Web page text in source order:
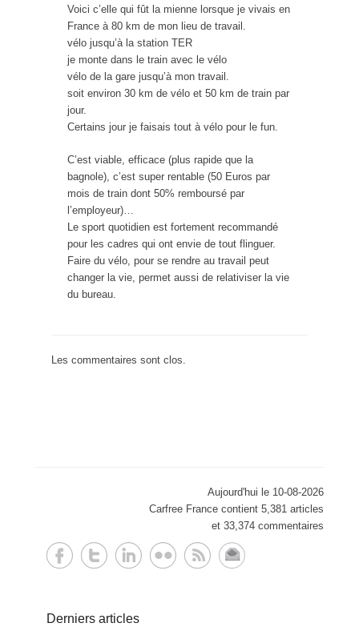
Voici c’elle qui fût la mienne lorsque je vivais en
France à 80 km de mon lieu de travail.
vélo jusqu’à la station TER
je monte dans le train avec le vélo
vélo de la gare jusqu’à mon travail.
soit environ 30 km de vélo et 50 km de train par
jour.
Certains jour je faisais tout à vélo pour le fun.
C’est viable, efficace (plus rapide que la
bagnole), c’est super rentable (50 Euros par
mois de train dont 50% remboursé par
l’employeur)…
Le sport quotidien est fortement recommandé
pour les cadres qui ont envie de tout flinguer.
Faire du vélo, pour se rendre au travail peut
changer la vie, permet aussi de relativiser la vie
du bureau.
Les commentaires sont clos.
Aujourd'hui le 10-08-2026
Carfree France contient 5,381 articles
et 33,374 commentaires
Derniers articles